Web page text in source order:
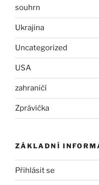
souhrn
Ukrajina
Uncategorized
USA
zahraničí
Zprávička
ZÁKLADNÍ
Přihlásit se